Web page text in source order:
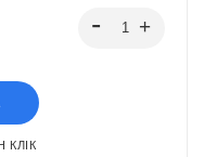
клейового шару, що
КЛІК